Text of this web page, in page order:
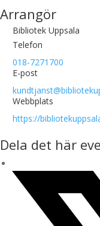
Arrangör
Bibliotek Uppsala
Telefon
018-7271700
E-post
Webbplats
https://
Dela det här